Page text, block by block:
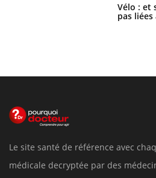
Vélo : et
pas liées
Le site santé de référence avec
médicale decryptée par des